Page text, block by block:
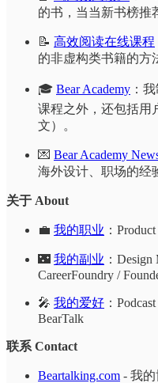
的书，当当新书榜推
📝 高效阅读在线课程
的非虚构类书籍的方
🎓 Bear Academy ：
课程之外，还包括用
文）。
💌 Bear Academy
海外设计、职场的经
关于 About
💼 我的职业 ：
🌃 我的副业 ：
CareerFoundry /
🎤 我的爱好 ：
BearTalk
联系 Contact
Beartalking.com - 我